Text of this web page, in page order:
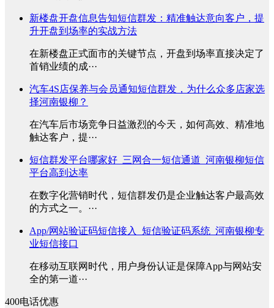
新楼盘开盘信息告知短信群发：精准触达意向客户，提
升开盘到场率的实战方法
在新楼盘正式面市的关键节点，开盘到场率直接决定了
首销业绩的成···
汽车4S店保养与会员通知短信群发，为什么众多店家选
择河南银柳？
在汽车后市场竞争日益激烈的今天，如何高效、精准地
触达客户，提···
短信群发平台哪家好_三网合一短信通道_河南银柳短信
平台高到达率
在数字化营销时代，短信群发仍是企业触达客户最高效
的方式之一。···
App/网站验证码短信接入_短信验证码系统_河南银柳专
业短信接口
在移动互联网时代，用户身份认证是保障App与网站安
全的第一道···
400电话优惠